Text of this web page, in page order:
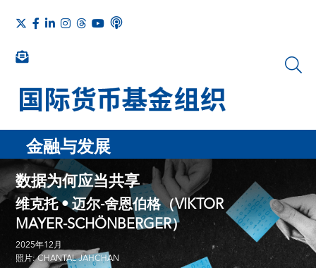
金融与发展
数据为何应当共享
维克托 • 迈尔-舍恩伯格（VIKTOR
MAYER-SCHÖNBERGER）
2025年12月
照片: CHANTAL JAHCHAN